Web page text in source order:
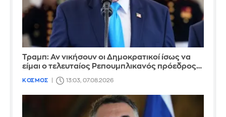
Τραμπ: Αν νικήσουν οι Δημοκρατικοί ίσως να
είμαι ο τελευταίος Ρεπουμπλικανός πρόεδρος…
ΚΟΣΜΟΣ 13:03, 07.08.2026